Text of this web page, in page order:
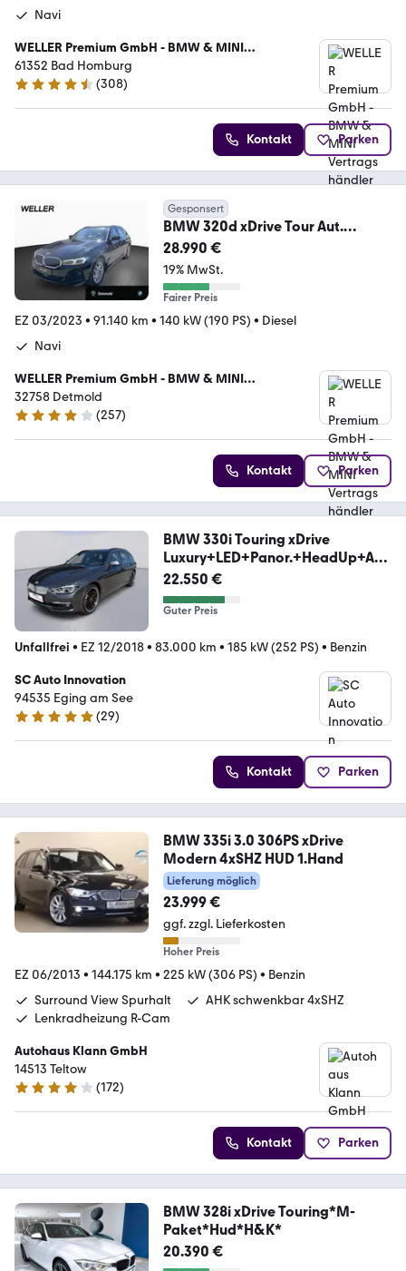
Navi
WELLER Premium GmbH - BMW & MINI
Vertragshändler
61352 Bad Homburg
4.4 Sterne
(308)
Kontakt Parken
Gesponsert
BMW 320d xDrive Tour Aut.
Pano,LivePro,HUD,St+Go,Kam
28.990 €
19% MwSt.
Fairer Preis
EZ 03/2023 • 91.140 km • 140 kW (190 PS) • Diesel
Navi
WELLER Premium GmbH - BMW & MINI
Vertragshändler
32758 Detmold
4.1 Sterne
(257)
Kontakt Parken
BMW 330i Touring xDrive
Luxury+LED+Panor.+HeadUp+AH
K
22.550 €
Guter Preis
Unfallfrei • EZ 12/2018• 83.000 km • 185 kW (252 PS) • Benzin
SC Auto Innovation
94535 Eging am See
5 Sterne
(29)
Kontakt Parken
BMW 335i 3.0 306PS xDrive
Modern 4xSHZ HUD 1.Hand
Lieferung möglich
23.999 €
ggf. zzgl. Lieferkosten
Hoher Preis
EZ 06/2013 • 144.175 km • 225 kW (306 PS) • Benzin
Surround View Spurhalt
AHK schwenkbar 4xSHZ
Lenkradheizung R-Cam
Autohaus Klann GmbH
14513 Teltow
4 Sterne
(172)
Kontakt Parken
BMW 328i xDrive Touring*M-
Paket*Hud*H&K*
20.390 €